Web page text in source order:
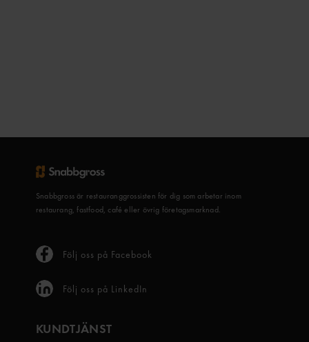
Snabbgross är restauranggrossisten för dig som arbetar inom
restaurang, fastfood, café eller övrig företagsmarknad.
Följ oss på Facebook
Följ oss på LinkedIn
KUNDTJÄNST